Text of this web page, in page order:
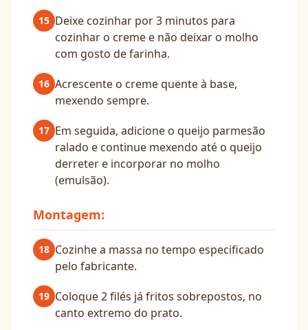
15 Deixe cozinhar por 3 minutos para
cozinhar o creme e não deixar o molho
com gosto de farinha.
16 Acrescente o creme quente à base,
mexendo sempre.
17 Em seguida, adicione o queijo parmesão
ralado e continue mexendo até o queijo
derreter e incorporar no molho
(emulsão).
Montagem:
18 Cozinhe a massa no tempo especificado
pelo fabricante.
19 Coloque 2 filés já fritos sobrepostos, no
canto extremo do prato.